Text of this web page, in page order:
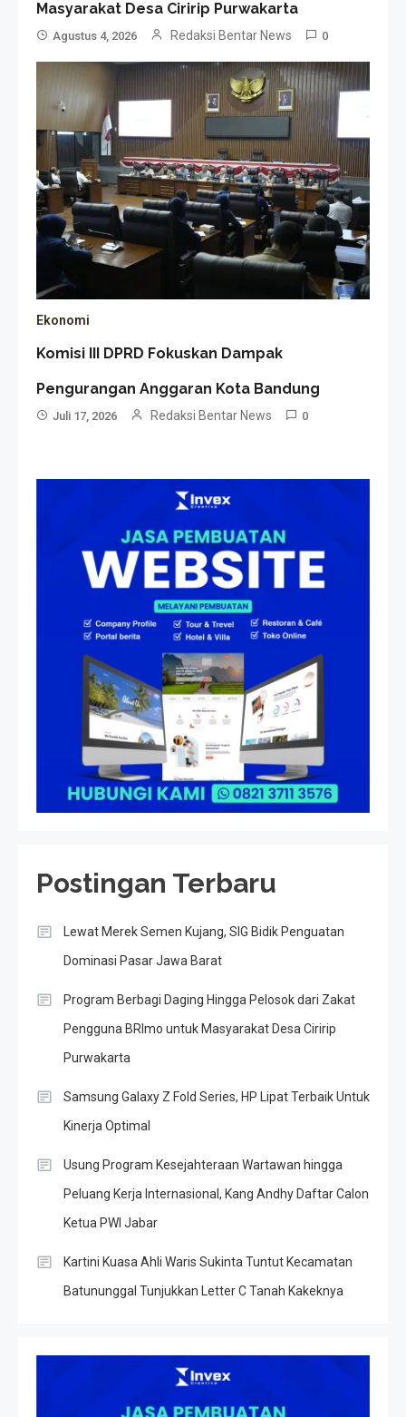
Masyarakat Desa Ciririp Purwakarta
Agustus 4, 2026 Redaksi Bentar News 0
Ekonomi
Komisi III DPRD Fokuskan Dampak
Pengurangan Anggaran Kota Bandung
Juli 17, 2026 Redaksi Bentar News 0
Postingan Terbaru
Lewat Merek Semen Kujang, SIG Bidik Penguatan
Dominasi Pasar Jawa Barat
Program Berbagi Daging Hingga Pelosok dari Zakat
Pengguna BRImo untuk Masyarakat Desa Ciririp
Purwakarta
Samsung Galaxy Z Fold Series, HP Lipat Terbaik Untuk
Kinerja Optimal
Usung Program Kesejahteraan Wartawan hingga
Peluang Kerja Internasional, Kang Andhy Daftar Calon
Ketua PWI Jabar
Kartini Kuasa Ahli Waris Sukinta Tuntut Kecamatan
Batununggal Tunjukkan Letter C Tanah Kakeknya